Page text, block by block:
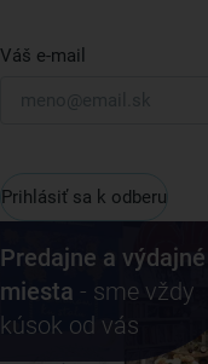
Váš e-mail
Prihlásiť sa k odberu
Predajne a výdajné
miesta - sme vždy
kúsok od vás